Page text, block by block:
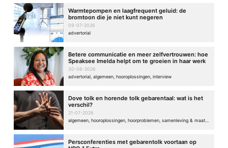
Warmtepompen en laagfrequent geluid: de
bromtoon die je niet kunt negeren
09-07-2026
advertorial
Betere communicatie en meer zelfvertrouwen: hoe
Speaksee Imelda helpt om te groeien in haar werk
30-06-2026
advertorial, algemeen, hooroplossingen, interview
Dove tolk en horende tolk gebarentaal: wat is het
verschil?
21-07-2026
Persconferenties met gebarentolk voortaan op